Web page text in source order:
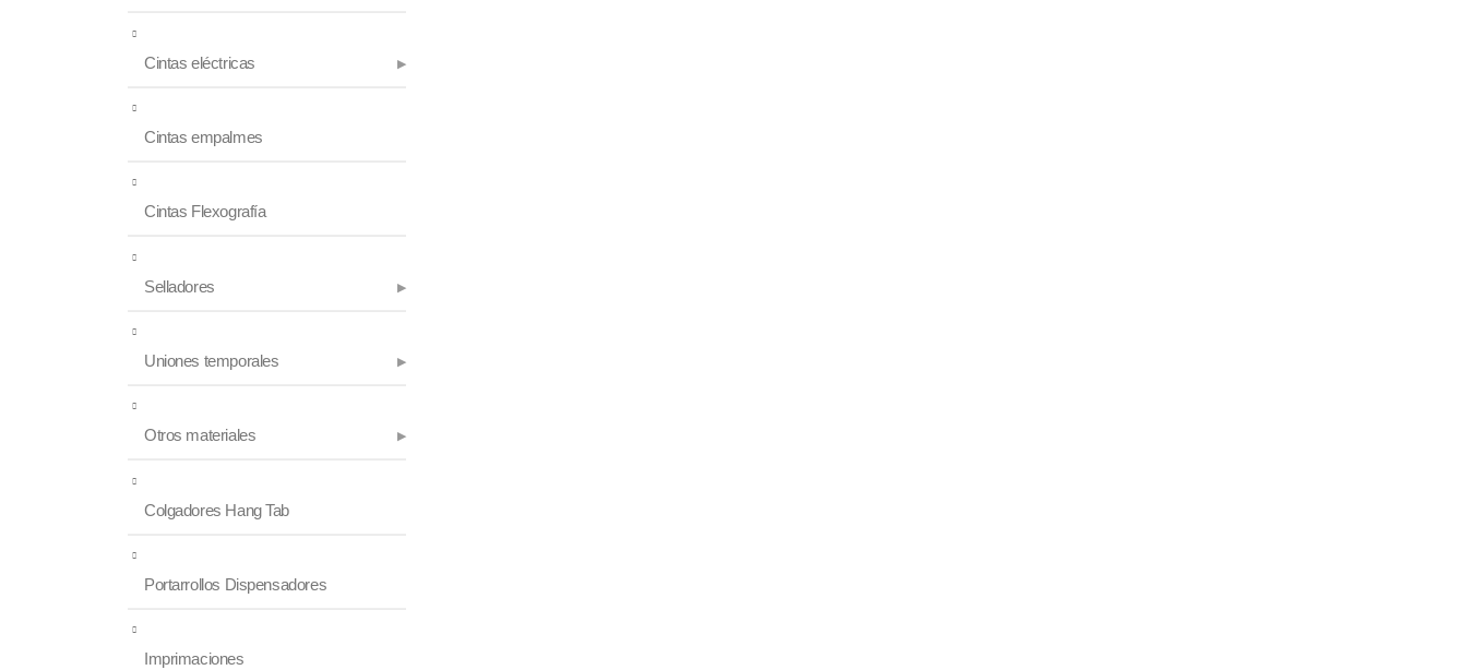
Cintas eléctricas
Cintas empalmes
Cintas Flexografía
Selladores
Uniones temporales
Otros materiales
Colgadores Hang Tab
Portarrollos Dispensadores
Imprimaciones